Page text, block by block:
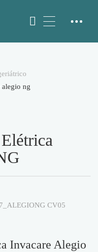
alegio ng
Invacare Alegio